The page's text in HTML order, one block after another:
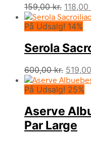
159,00kr. Den
pris
118,00
På Udsalg! 14%
Serola
600,00kr. Den
pris
519,00
På Udsalg! 25%
Aserve
Par Large